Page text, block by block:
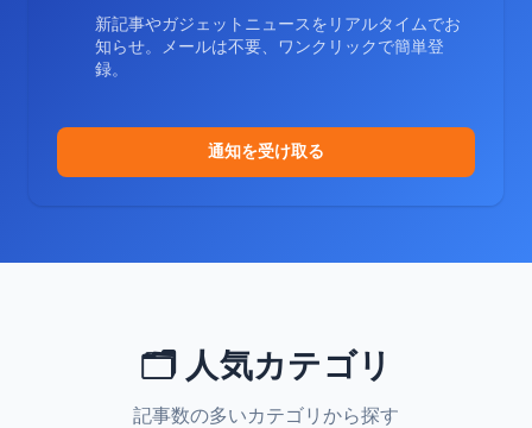
新記事やガジェットニュースをリアルタイムでお
知らせ。メールは不要、ワンクリックで簡単登
録。
通知を受け取る
🗂️ 人気カテゴリ
記事数の多いカテゴリから探す